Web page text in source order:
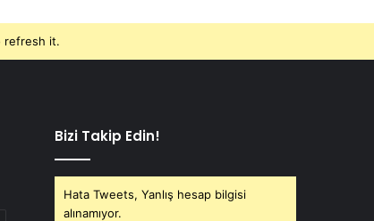
refresh it.
Bizi Takip Edin!
Hata Tweets, Yanlış hesap bilgisi
alınamıyor.